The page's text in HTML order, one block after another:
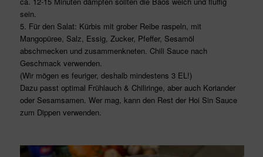
sein.
5. Für den Salat: Kürbis mit grober Reibe raspeln, mit
Mangopüree, Salz, Essig, Zucker, Pfeffer, Sesamöl
abschmecken und zusammenkneten. Chili Sauce nach
Geschmack verwenden.
(Wir mögen es feuriger, deshalb mindestens 3 EL!)
Dazu passt optimal Frühlauch & Chiliringe, aber auch Koriander
oder Sesamsamen. Wer mag, kann den Rest der Hoi Sin Sauce
zum Dippen verwenden.